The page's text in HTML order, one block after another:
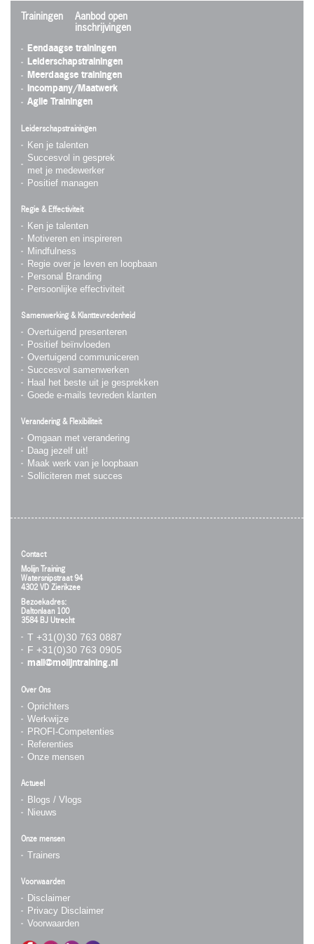
Trainingen
Aanbod open
inschrijvingen
Eendaagse trainingen
Leiderschapstrainingen
Meerdaagse trainingen
Incompany/Maatwerk
Agile Trainingen
Leiderschapstrainingen
Ken je talenten
Succesvol in gesprek
met je medewerker
Positief managen
Regie & Effectiviteit
Ken je talenten
Motiveren en inspireren
Mindfulness
Regie over je leven en loopbaan
Personal Branding
Persoonlijke effectiviteit
Samenwerking & Klanttevredenheid
Overtuigend presenteren
Positief beïnvloeden
Overtuigend communiceren
Succesvol samenwerken
Haal het beste uit je gesprekken
Goede e-mails tevreden klanten
Verandering & Flexibiliteit
Omgaan met verandering
Daag jezelf uit!
Maak werk van je loopbaan
Solliciteren met succes
Contact
Molijn Training
Watersnipstraat 94
4302 VD Zierikzee
Bezoekadres:
Daltonlaan 100
3584 BJ Utrecht
T +31(0)30 763 0887
F +31(0)30 763 0905
mail@molijntraining.nl
Over Ons
Oprichters
Werkwijze
PROFI-Competenties
Referenties
Onze mensen
Actueel
Blogs / Vlogs
Nieuws
Onze mensen
Trainers
Voorwaarden
Disclaimer
Privacy Disclaimer
Voorwaarden